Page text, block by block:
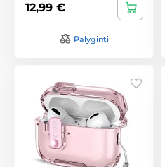
12,99 €
Palyginti